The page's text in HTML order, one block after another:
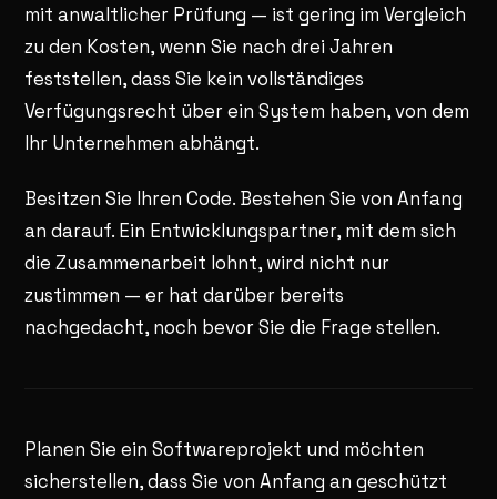
mit anwaltlicher Prüfung — ist gering im Vergleich
zu den Kosten, wenn Sie nach drei Jahren
feststellen, dass Sie kein vollständiges
Verfügungsrecht über ein System haben, von dem
Ihr Unternehmen abhängt.
Besitzen Sie Ihren Code. Bestehen Sie von Anfang
an darauf. Ein Entwicklungspartner, mit dem sich
die Zusammenarbeit lohnt, wird nicht nur
zustimmen — er hat darüber bereits
nachgedacht, noch bevor Sie die Frage stellen.
Planen Sie ein Softwareprojekt und möchten
sicherstellen, dass Sie von Anfang an geschützt